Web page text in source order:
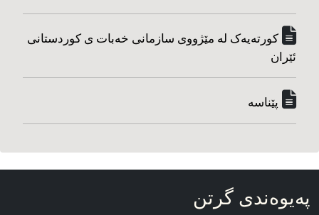
کورته‌یه‌ک له مێژووی سازمانی خه‌بات ی کوردستانی
ئێران
پێناسه‌
په‌یوه‌ندی گرتن